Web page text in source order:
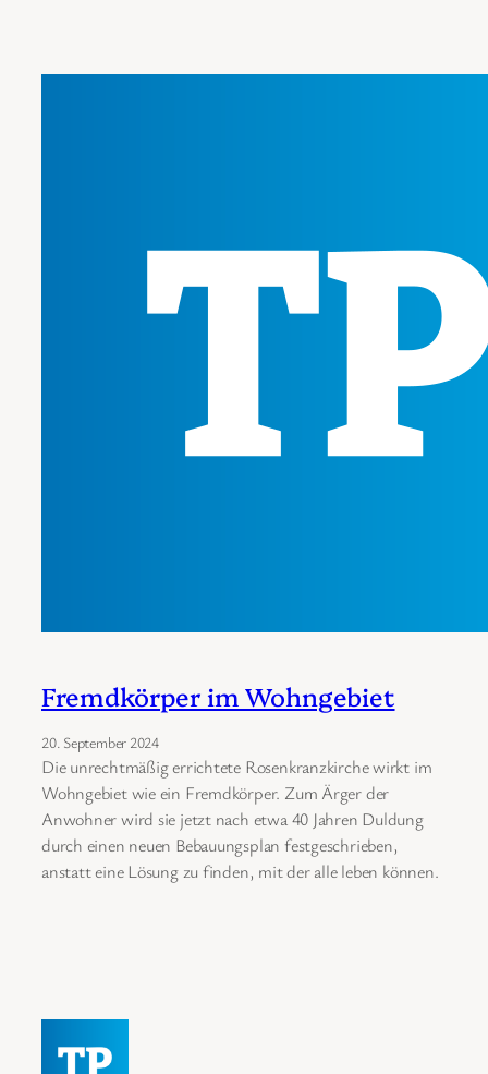
Fremdkörper im Wohngebiet
20. September 2024
Die unrechtmäßig errichtete Rosenkranzkirche wirkt im
Wohngebiet wie ein Fremdkörper. Zum Ärger der
Anwohner wird sie jetzt nach etwa 40 Jahren Duldung
durch einen neuen Bebauungsplan festgeschrieben,
anstatt eine Lösung zu finden, mit der alle leben können.